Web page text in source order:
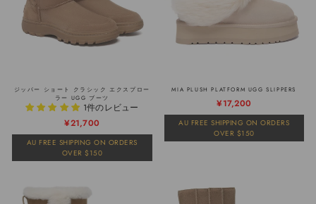
ジッパー ショート クラシック エクスプロー
ラー UGG ブーツ
1件のレビュー
通
常
価
格
販
売
価
格
¥21,700
AU FREE SHIPPING ON ORDERS
OVER $150
MIA PLUSH PLATFORM UGG SLIPPERS
通
常
価
格
販
売
価
格
¥17,200
AU FREE SHIPPING ON ORDERS
OVER $150